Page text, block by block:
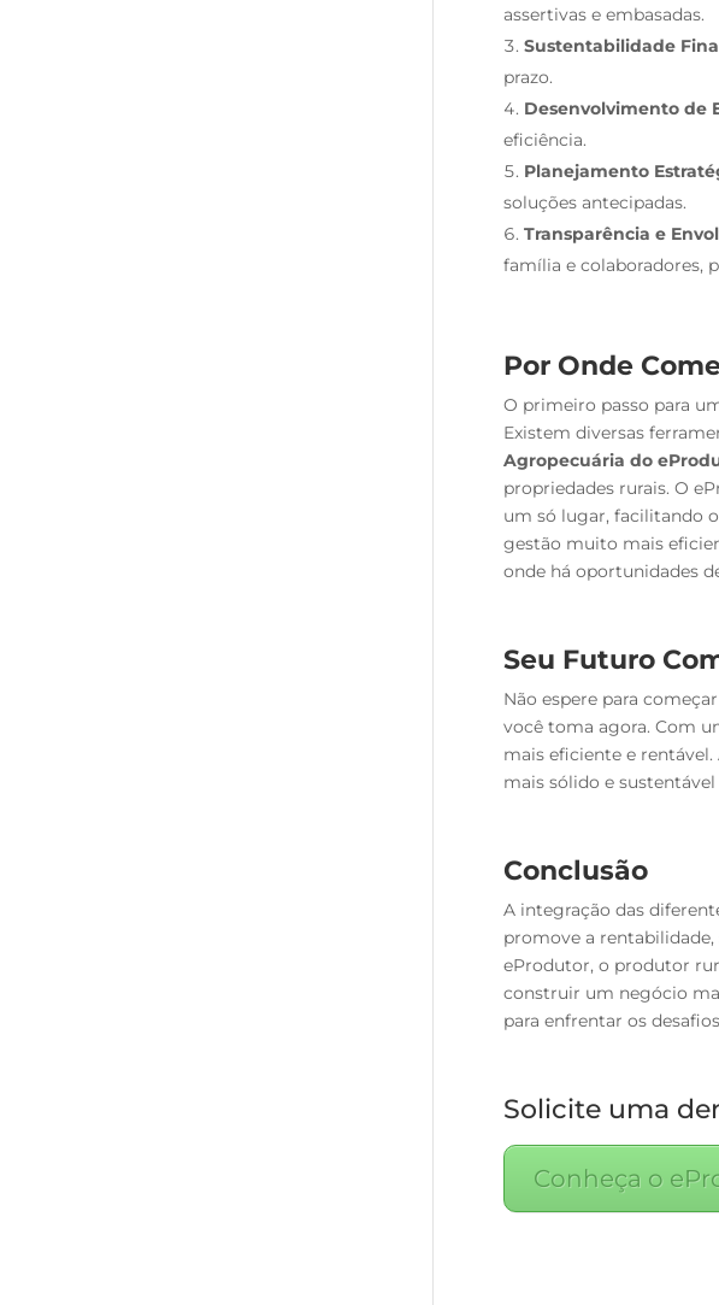
assertivas e embasadas.
Sustentabilidade
prazo.
Desenvolvimento de
eficiência.
Planejamento
soluções antecipadas.
Transparência e
família e colaboradores,
Por Onde
O primeiro passo para
Existem diversas
Agropecuária do
propriedades rurais. O
um só lugar, facilitando
gestão muito mais
onde há oportunidades
Seu Futuro
Não espere para
você toma agora. Com
mais eficiente e
mais sólido e
Conclusão
A integração das
promove a
eProdutor, o produtor
construir um negócio
para enfrentar os
Solicite uma
Conheça o